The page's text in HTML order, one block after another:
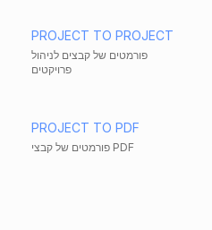
PROJECT TO PROJECT
פורמטים של קבצים לניהול
פרויקטים
PROJECT TO PDF
פורמטים של קבצי PDF